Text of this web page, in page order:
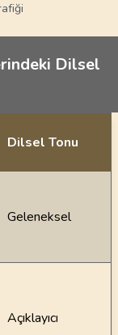
Dilsel
Dilsel Tonu
Geleneksel
Açıklayıcı